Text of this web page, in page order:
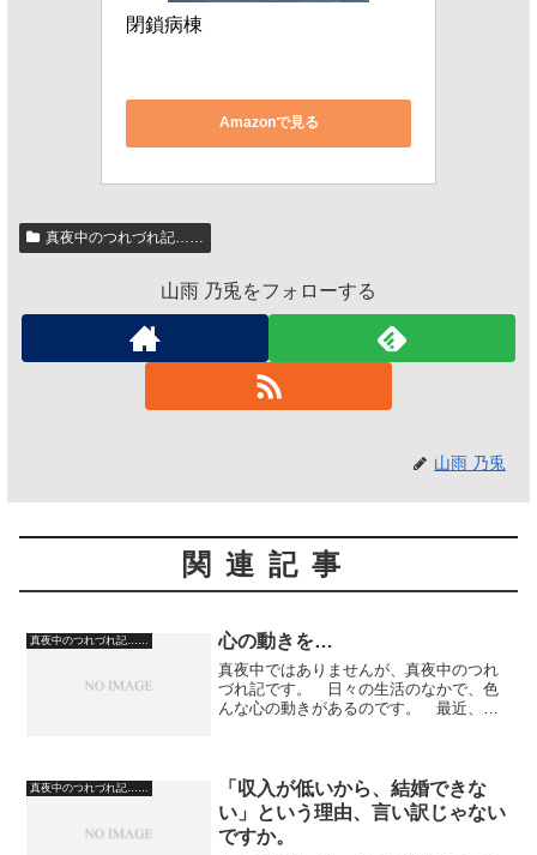
閉鎖病棟
Amazonで見る
真夜中のつれづれ記……
山雨 乃兎をフォローする
山雨 乃兎
関連記事
真夜中のつれづれ記…… 心の動きを…
真夜中ではありませんが、真夜中のつれ
づれ記です。 日々の生活のなかで、色
んな心の動きがあるのです。 最近、或
ろうとしているのかな、と...
真夜中のつれづれ記……
「収入が低いから、結婚できな
い」という理由、言い訳じゃない
ですか。